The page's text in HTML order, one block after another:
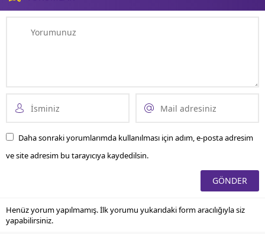
oyuncu bugün savcılıkta...
Daha sonraki yorumlarımda kullanılması için adım, e-posta adresim
ve site adresim bu tarayıcıya kaydedilsin.
Henüz yorum yapılmamış. İlk yorumu yukarıdaki form aracılığıyla siz
yapabilirsiniz.